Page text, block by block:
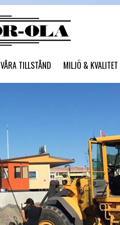
VÅRA TILLSTÅND MILJÖ & KVALITET